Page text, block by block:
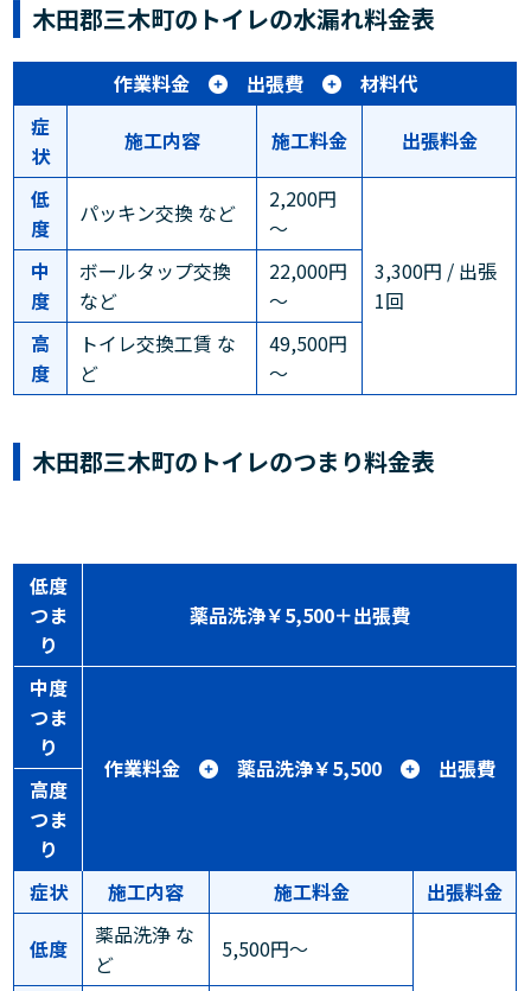
木田郡三木町のトイレの水漏れ料金表
作業料金 出張費
材料代
症
状
施工内容 施工料金 出張料金
低
度
パッキン交換 など
2,200円
～
3,300円 / 出張
1回
中
度
ボールタップ交換
など
22,000円
～
高
度
トイレ交換工賃 な
ど
49,500円
～
木田郡三木町のトイレのつまり料金表
低度
つま
り
薬品洗浄￥5,500＋出張費
中度
つま
り
作業料金 薬品洗浄￥5,500 出張費
高度
つま
り
症状
施工内容 施工料金
出張料金
低度
薬品洗浄 な
ど
5,500円～